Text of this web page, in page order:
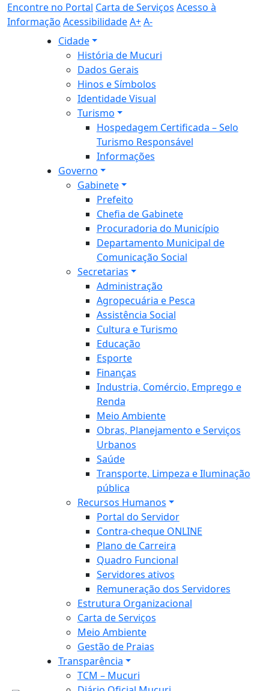
Encontre no Portal Carta de Serviços Acesso à
Informação AcessibilidadeA+A-
Cidade
História de Mucuri
Dados Gerais
Hinos e Símbolos
Identidade Visual
Turismo
Hospedagem Certificada – Selo
Turismo Responsável
Informações
Governo
Gabinete
Prefeito
Chefia de Gabinete
Procuradoria do Município
Departamento Municipal de
Comunicação Social
Secretarias
Administração
Agropecuária e Pesca
Assistência Social
Cultura e Turismo
Educação
Esporte
Finanças
Industria, Comércio, Emprego e
Renda
Meio Ambiente
Obras, Planejamento e Serviços
Urbanos
Saúde
Transporte, Limpeza e Iluminação
pública
Recursos Humanos
Portal do Servidor
Contra-cheque ONLINE
Plano de Carreira
Quadro Funcional
Servidores ativos
Remuneração dos Servidores
Estrutura Organizacional
Carta de Serviços
Meio Ambiente
Gestão de Praias
Transparência
TCM – Mucuri